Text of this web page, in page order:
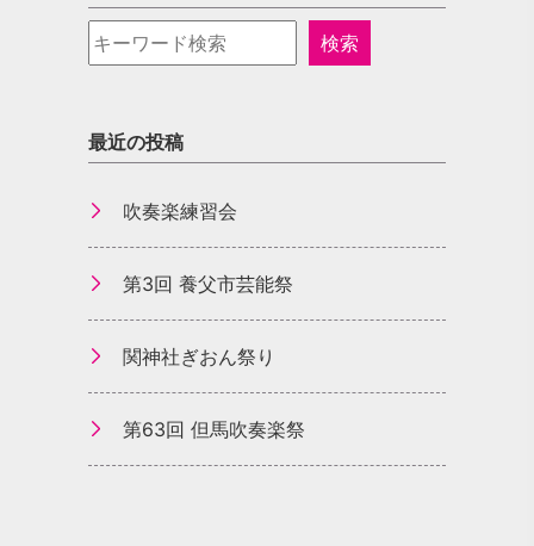
最近の投稿
吹奏楽練習会
第3回 養父市芸能祭
関神社ぎおん祭り
第63回 但馬吹奏楽祭